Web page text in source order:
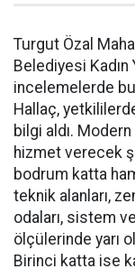
Turgut Özal
Belediyesi
incelemelerde
Hallaç,
bilgi aldı.
hizmet verecek
bodrum katta
teknik alanları,
odaları, sistem
ölçülerinde yarı
Birinci katta ise